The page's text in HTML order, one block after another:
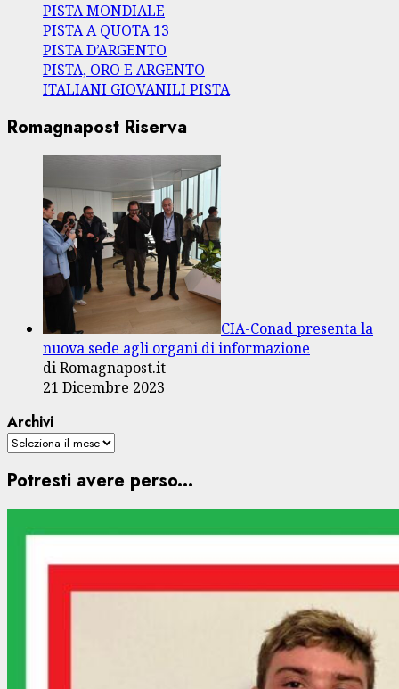
PISTA MONDIALE
PISTA A QUOTA 13
PISTA D’ARGENTO
PISTA, ORO E ARGENTO
ITALIANI GIOVANILI PISTA
Romagnapost Riserva
CIA-Conad presenta la
nuova sede agli organi di informazione
di Romagnapost.it
21 Dicembre 2023
Archivi
Potresti avere perso...